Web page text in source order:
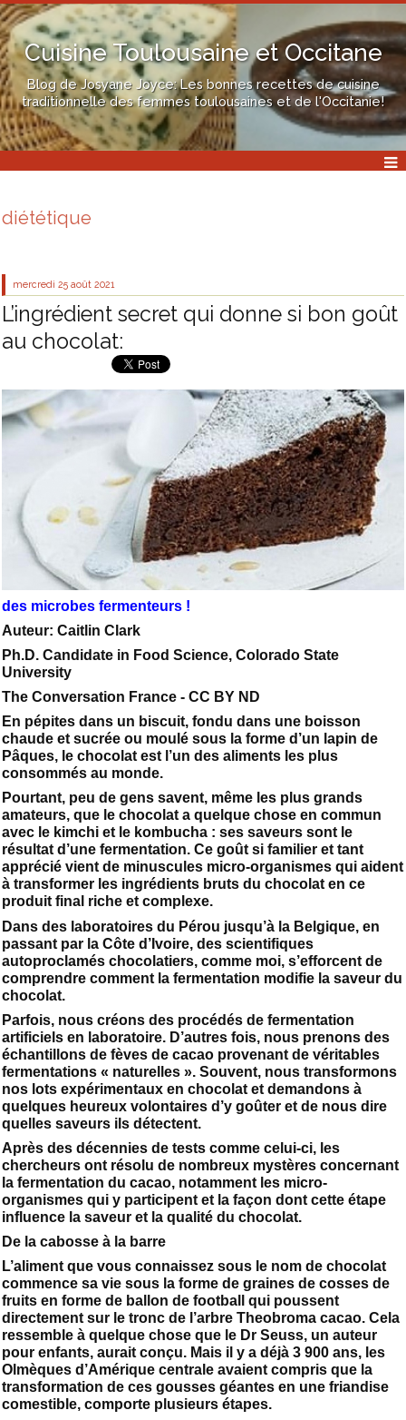
Cuisine Toulousaine et Occitane
Blog de Josyane Joyce: Les bonnes recettes de cuisine
traditionnelle des femmes toulousaines et de l'Occitanie!
diététique
mercredi 25 août 2021
L’ingrédient secret qui donne si bon goût
au chocolat:
des microbes fermenteurs !
Auteur: Caitlin Clark
Ph.D. Candidate in Food Science, Colorado State
University
The Conversation France - CC BY ND
En pépites dans un biscuit, fondu dans une boisson
chaude et sucrée ou moulé sous la forme d’un lapin de
Pâques, le chocolat est l’un des aliments les plus
consommés au monde.
Pourtant, peu de gens savent, même les plus grands
amateurs, que le chocolat a quelque chose en commun
avec le kimchi et le kombucha : ses saveurs sont le
résultat d’une fermentation. Ce goût si familier et tant
apprécié vient de minuscules micro-organismes qui aident
à transformer les ingrédients bruts du chocolat en ce
produit final riche et complexe.
Dans des laboratoires du Pérou jusqu’à la Belgique, en
passant par la Côte d’Ivoire, des scientifiques
autoproclamés chocolatiers, comme moi, s’efforcent de
comprendre comment la fermentation modifie la saveur du
chocolat.
Parfois, nous créons des procédés de fermentation
artificiels en laboratoire. D’autres fois, nous prenons des
échantillons de fèves de cacao provenant de véritables
fermentations « naturelles ». Souvent, nous transformons
nos lots expérimentaux en chocolat et demandons à
quelques heureux volontaires d’y goûter et de nous dire
quelles saveurs ils détectent.
Après des décennies de tests comme celui-ci, les
chercheurs ont résolu de nombreux mystères concernant
la fermentation du cacao, notamment les micro-
organismes qui y participent et la façon dont cette étape
influence la saveur et la qualité du chocolat.
De la cabosse à la barre
L’aliment que vous connaissez sous le nom de chocolat
commence sa vie sous la forme de graines de cosses de
fruits en forme de ballon de football qui poussent
directement sur le tronc de l’arbre Theobroma cacao. Cela
ressemble à quelque chose que le Dr Seuss, un auteur
pour enfants, aurait conçu. Mais il y a déjà 3 900 ans, les
Olmèques d’Amérique centrale avaient compris que la
transformation de ces gousses géantes en une friandise
comestible, comporte plusieurs étapes.